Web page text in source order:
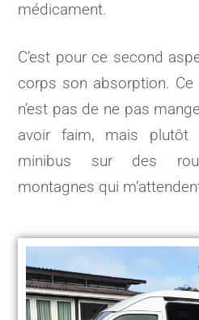
médicament.
C’est pour ce second
corps son absorption. Ce
n’est pas de ne pas
avoir faim, mais
minibus sur des
montagnes qui